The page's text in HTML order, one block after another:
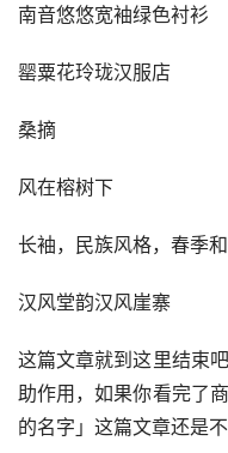
南音悠悠宽袖绿色衬衫
罂粟花玲珑汉服店
桑摘
风在榕树下
长袖，民族风格，春季
汉风堂韵汉风崖寨
这篇文章就到这里结束
助作用，如果你看完了
的名字」这篇文章还是